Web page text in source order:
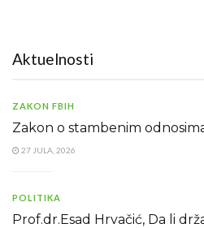
Aktuelnosti
ZAKON FBIH
Zakon o stambenim
27 JULA, 2026
POLITIKA
Prof.dr.Esad Hrvačić, Da li